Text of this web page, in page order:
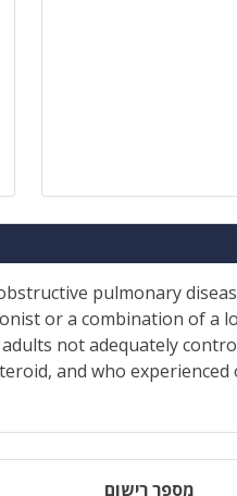
pulmonary
or a combination of a
not adequately
and who
מספר רישום